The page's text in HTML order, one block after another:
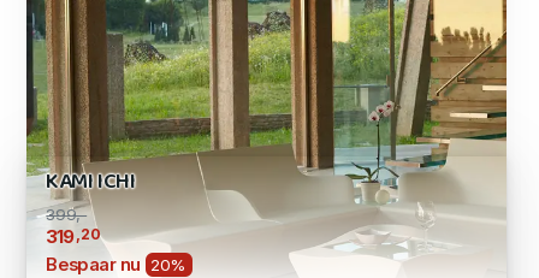
KAMI ICHI
399,-
319,20
Bespaar nu
20%